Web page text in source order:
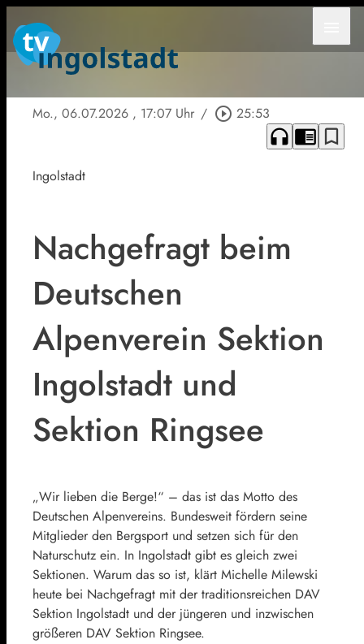
Mo., 06.07.2026 , 17:07 Uhr / play_circle_outline 25:53
headphones chrome_reader_mode bookmark_border
Ingolstadt
Nachgefragt beim
Deutschen
Alpenverein Sektion
Ingolstadt und
Sektion Ringsee
„Wir lieben die Berge!“ – das ist das Motto des
Deutschen Alpenvereins. Bundesweit fördern seine
Mitglieder den Bergsport und setzen sich für den
Naturschutz ein. In Ingolstadt gibt es gleich zwei
Sektionen. Warum das so ist, klärt Michelle Milewski
heute bei Nachgefragt mit der traditionsreichen DAV
Sektion Ingolstadt und der jüngeren und inzwischen
größeren DAV Sektion Ringsee.